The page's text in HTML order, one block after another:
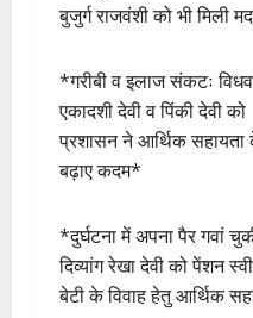
बुजुर्ग राजवंशी को भी मिली
*गरीबी व इलाज संकटः
एकादशी देवी व पिंकी देवी को
प्रशासन ने आर्थिक सहायता
बढ़ाए कदम*
*दुर्घटना में अपना पैर गवां
दिव्यांग रेखा देवी को पेंशन
बेटी के विवाह हेतु आर्थिक